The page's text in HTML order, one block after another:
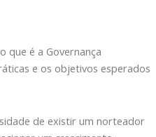
que é a Governança
e os objetivos esperados
de existir um norteador